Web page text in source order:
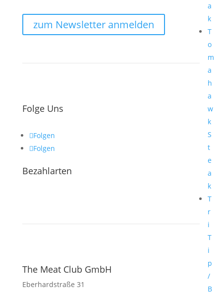
a
k
T
o
m
a
h
a
w
k
S
t
e
a
k
T
r
i
T
i
p
/
B
zum Newsletter anmelden
Folge Uns
Folgen
Folgen
Bezahlarten
The Meat Club GmbH
Eberhardstraße 31